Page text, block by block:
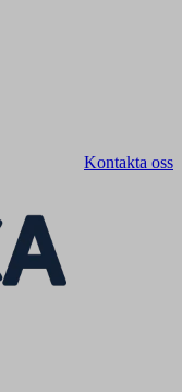
Kontakta oss